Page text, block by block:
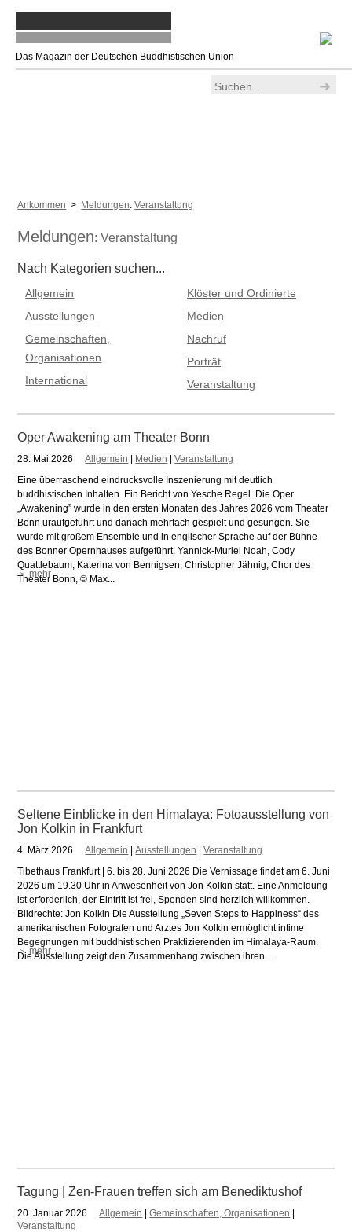
Das Magazin der Deutschen Buddhistischen Union
Ankommen > Meldungen:Veranstaltung
Meldungen: Veranstaltung
Nach Kategorien suchen...
Allgemein
Ausstellungen
Gemeinschaften,
Organisationen
International
Klöster und Ordinierte
Medien
Nachruf
Porträt
Veranstaltung
Oper Awakening am Theater Bonn
28. Mai 2026 Allgemein Medien |Veranstaltung
Eine überraschend eindrucksvolle Inszenierung mit deutlich
buddhistischen Inhalten. Ein Bericht von Yesche Regel. Die Oper
„Awakening” wurde in den ersten Monaten des Jahres 2026 vom Theater
Bonn uraufgeführt und danach mehrfach gespielt und gesungen. Sie
wurde mit großem Ensemble und in englischer Sprache auf der Bühne
des Bonner Opernhauses aufgeführt. Yannick-Muriel Noah, Cody
Quattlebaum, Katerina von Bennigsen, Christopher Jähnig, Chor des
Theater Bonn, © Max...
＞ mehr
Seltene Einblicke in den Himalaya: Fotoausstellung von
Jon Kolkin in Frankfurt
4. März 2026 Allgemein |Ausstellungen |Veranstaltung
Tibethaus Frankfurt | 6. bis 28. Juni 2026 Die Vernissage findet am 6. Juni
2026 um 19.30 Uhr in Anwesenheit von Jon Kolkin statt. Eine Anmeldung
ist erforderlich, der Eintritt ist frei, Spenden sind herzlich willkommen.
Bildrechte: Jon Kolkin Die Ausstellung „Seven Steps to Happiness“ des
amerikanischen Fotografen und Arztes Jon Kolkin ermöglicht intime
Begegnungen mit buddhistischen Praktizierenden im Himalaya-Raum.
Die Ausstellung zeigt den Zusammenhang zwischen ihren...
＞ mehr
Tagung | Zen-Frauen treffen sich am Benediktushof
20. Januar 2026 Allgemein |Gemeinschaften, Organisationen
Veranstaltung